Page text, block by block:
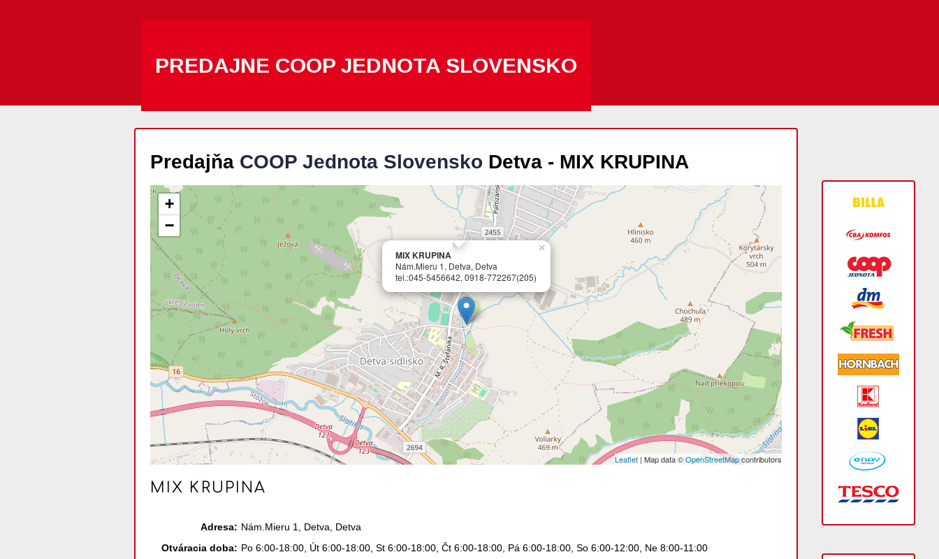
PREDAJNE COOP JEDNOTA SLOVENSKO
Predajňa COOP Jednota Slovensko Detva - MIX KRUPINA
MIX KRUPINA
Nám.Mieru 1, Detva, Detva
tel.:045-5456642, 0918-772267(205)
×
+
−
Leaflet | Map data ©OpenStreetMapcontributors
MIX KRUPINA
Adresa: Nám.Mieru 1, Detva, Detva
Otváracia doba: Po 6:00-18:00, Út 6:00-18:00, St 6:00-18:00, Čt 6:00-18:00, Pá 6:00-18:00, So 6:00-12:00, Ne 8:00-11:00